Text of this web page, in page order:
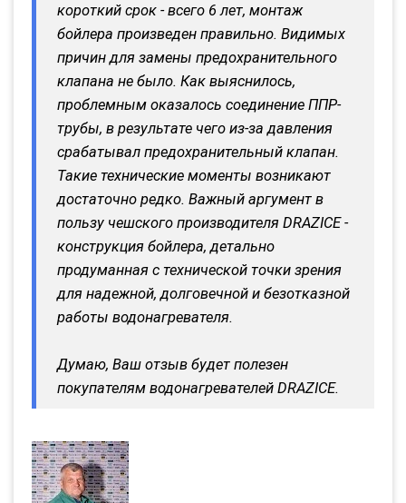
короткий срок - всего 6 лет, монтаж
бойлера произведен правильно. Видимых
причин для замены предохранительного
клапана не было. Как выяснилось,
проблемным оказалось соединение ППР-
трубы, в результате чего из-за давления
срабатывал предохранительный клапан.
Такие технические моменты возникают
достаточно редко. Важный аргумент в
пользу чешского производителя DRAZICE -
конструкция бойлера, детально
продуманная с технической точки зрения
для надежной, долговечной и безотказной
работы водонагревателя.
Думаю, Ваш отзыв будет полезен
покупателям водонагревателей DRAZICE.